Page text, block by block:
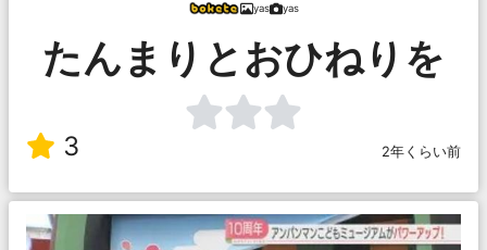
yas yas
たんまりとおひねりを
3 2年くらい前